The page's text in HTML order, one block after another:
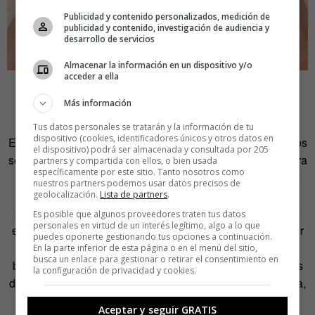
Pero también va dirigido a estudiantes de animación,
diseñadores o ilustradores.
En los desplegables que salen de sus cubiertas muestra los
seis principios básicos «que suelen enseñarte en la primera
clase de cualquier escuela de animación». Los flip books
siguen los mismos preceptos que la animación gráfica y
pueden ser un buen entrenamiento para alguien que esté
empezando en esa área. «Un flip book te permite entender
en pocos segundos la mecánica de la animación. El flip
book es un formato precursor al cine con más de 150 años
de historia. Se basa el principio de la persistencia retiniana,
que es exactamente lo que pasa cuando vas al cine: tu
Publicidad y contenido personalizados, medición de
publicidad y contenido, investigación de audiencia y
desarrollo de servicios
Almacenar la información en un dispositivo y/o
acceder a ella
Más información
Tus datos personales se tratarán y la información de tu
dispositivo (cookies, identificadores únicos y otros datos en
el dispositivo) podrá ser almacenada y consultada por 205
partners y compartida con ellos, o bien usada
específicamente por este sitio. Tanto nosotros como
nuestros partners podemos usar datos precisos de
geolocalización. Lista de partners.
Es posible que algunos proveedores traten tus datos
personales en virtud de un interés legítimo, algo a lo que
puedes oponerte gestionando tus opciones a continuación.
En la parte inferior de esta página o en el menú del sitio,
busca un enlace para gestionar o retirar el consentimiento en
la configuración de privacidad y cookies.
Aceptar y seguir GRATIS